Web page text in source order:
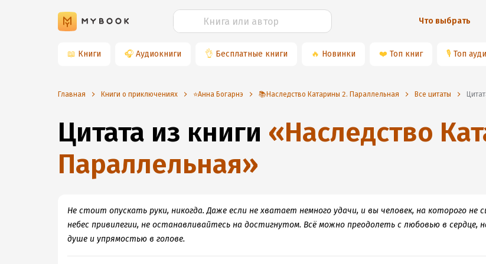
Что выбрать
📖 Книги 🎧 Аудиокниги 👌 Бесплатные книги 🔥 Новинки ❤️ Топ книг 🎙 Топ
Главная Книги о приключениях ⭐️Анна Богарнэ 📚Наследство Катарины 2. Параллельная Все цитаты
Цитата из книги «Наследство
Параллельная»
Не стоит опускать руки, никогда. Даже если не хватает немного удачи, и вы человек, на которого не
небес привилегии, не останавливайтесь на достигнутом. Всё можно преодолеть с любовью в сердце,
душе и упрямостью в голове.